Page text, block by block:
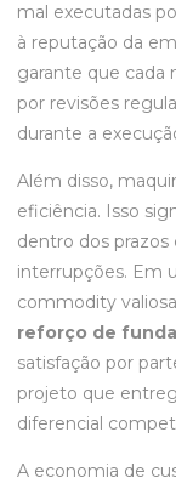
mal executadas
à reputação da
garante que cada
por revisões
durante a
Além disso,
eficiência. Isso
dentro dos
interrupções. Em
commodity
reforço de
satisfação por
projeto que
diferencial
A economia de